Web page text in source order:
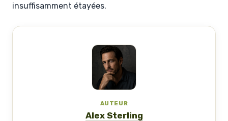
insuffisamment étayées.
AUTEUR
Alex Sterling